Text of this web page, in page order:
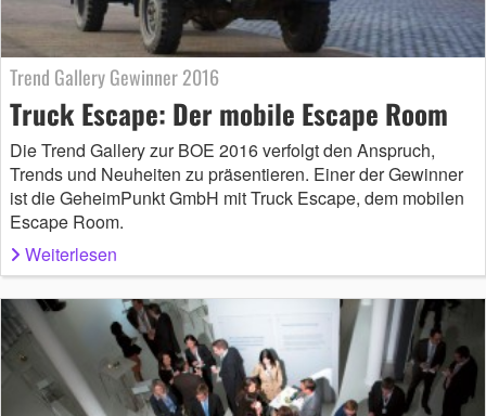
Trend Gallery Gewinner 2016
Truck Escape: Der mobile Escape Room
Die Trend Gallery zur BOE 2016 verfolgt den Anspruch,
Trends und Neuheiten zu präsentieren. Einer der Gewinner
ist die GeheimPunkt GmbH mit Truck Escape, dem mobilen
Escape Room.
Weiterlesen